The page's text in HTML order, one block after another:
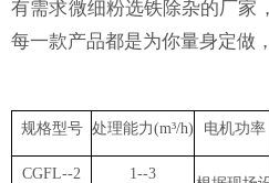
有需求微细粉选铁除杂的厂家
每一款产品都是为你量身定做
规格型号 处理能力(m³/h) 电机功率
CGFL--2 1--3